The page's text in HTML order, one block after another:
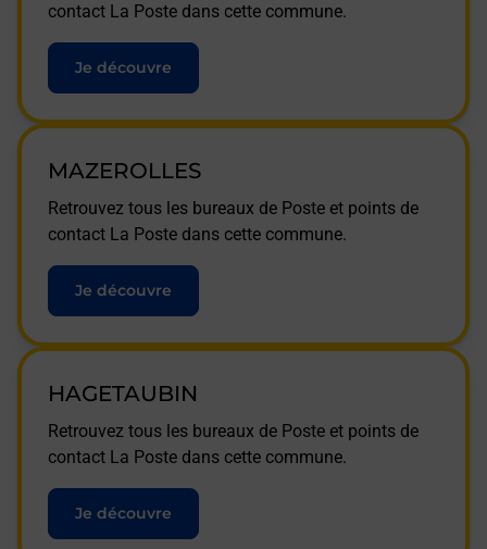
contact La Poste dans cette commune.
Je découvre
MAZEROLLES
Retrouvez tous les bureaux de Poste et points de
contact La Poste dans cette commune.
Je découvre
HAGETAUBIN
Retrouvez tous les bureaux de Poste et points de
contact La Poste dans cette commune.
Je découvre